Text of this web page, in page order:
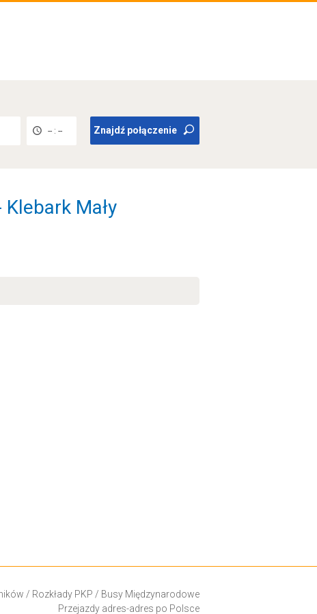
-- : -- Znajdź połączenie
Klebark Mały
/ Rozkłady PKP / Busy Międzynarodowe
Przejazdy adres-adres po Polsce